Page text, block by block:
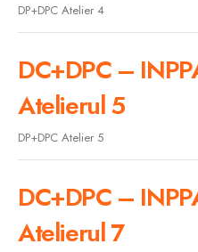
DP+DPC Atelier 4
DC+DPC –
Atelierul 5
DP+DPC Atelier 5
DC+DPC –
Atelierul 7